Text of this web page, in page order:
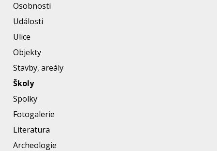
Osobnosti
Události
Ulice
Objekty
Stavby, areály
Školy
Spolky
Fotogalerie
Literatura
Archeologie